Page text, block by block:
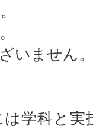
いません
学科と実